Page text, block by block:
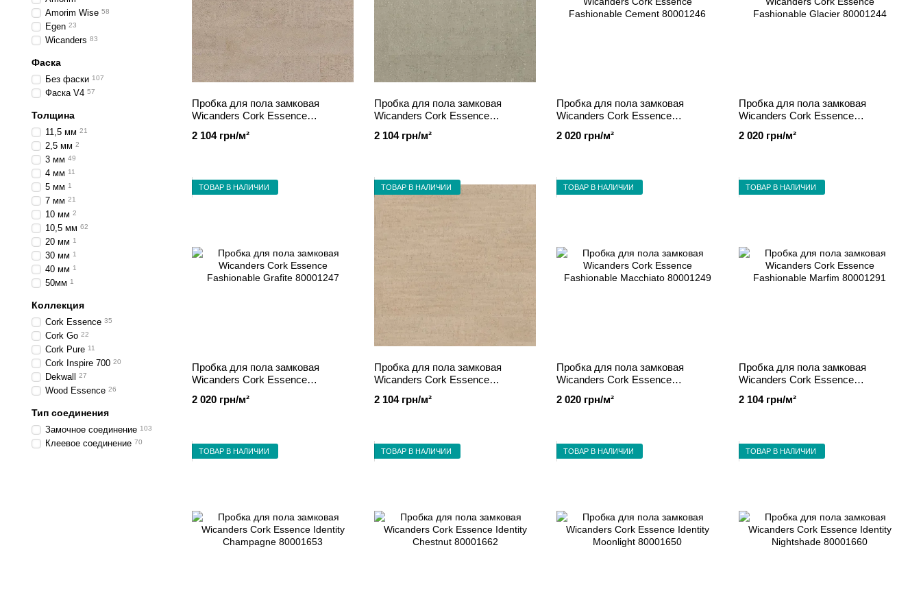
Пробка для пола замковая
Wicanders Cork Essence
80001288
2 104 грн/м²
Пробка для пола замковая
Wicanders Cork Essence
2 104 грн/м²
Пробка для пола замковая
Wicanders Cork Essence
2 020 грн/м²
Пробка для пола замковая
Wicanders Cork Essence
2 020 грн/м²
ТОВАР В НАЛИЧИИ
Пробка для пола замковая
Wicanders Cork Essence
2 020 грн/м²
ТОВАР В НАЛИЧИИ
Пробка для пола замковая
Wicanders Cork Essence
2 104 грн/м²
ТОВАР В НАЛИЧИИ
Пробка для пола замковая
Wicanders Cork Essence
2 020 грн/м²
ТОВАР В НАЛИЧИИ
Пробка для пола замковая
Wicanders Cork Essence
2 104 грн/м²
ТОВАР В НАЛИЧИИ ТОВАР В НАЛИЧИИ ТОВАР В НАЛИЧИИ ТОВАР В НАЛИЧИИ
Amorim Wise 58
Egen 23
Wicanders 83
Фаска
Без фаски 107
Фаска V4 57
Толщина
11,5 мм 21
2,5 мм 2
3 мм 49
4 мм 11
5 мм 1
7 мм 21
10 мм 2
10,5 мм 62
20 мм 1
30 мм 1
40 мм 1
50мм 1
Коллекция
Cork Essence 35
Cork Go 22
Cork Pure 11
Cork Inspire 700 20
Dekwall 27
Wood Essence 26
Тип соединения
Замочное соединение 103
Клеевое соединение 70